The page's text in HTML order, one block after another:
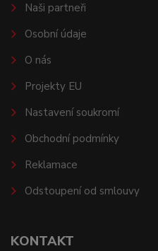
KONTAKT
Naši partneři
Osobní údaje
O nás
Projekty EU
Nastavení soukromí
Obchodní podmínky
Reklamace
Odstoupení od smlouvy